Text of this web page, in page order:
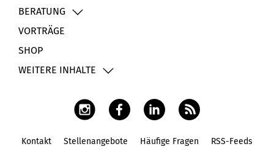
BERATUNG
VORTRÄGE
SHOP
WEITERE INHALTE
Kontakt Stellenangebote Häufige Fragen RSS-Feeds